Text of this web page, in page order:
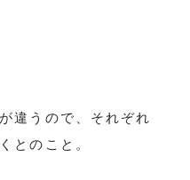
違うので、それぞれ
とのこと。